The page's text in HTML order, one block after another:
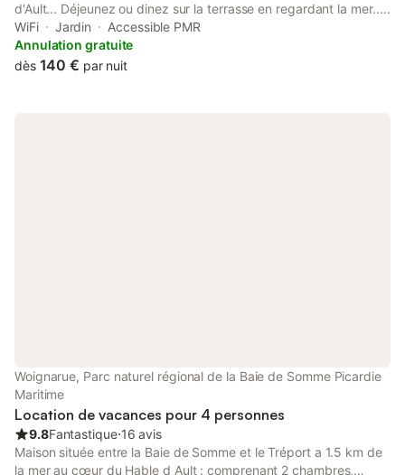
d'Ault... Déjeunez ou dinez sur la terrasse en regardant la mer...
Profitez de la plage ou baladez-vous en vélo sur la Côte
Picarde... Rêvez !
WiFi Jardin
Accessible PMR
Annulation gratuite
dès 140 € par nuit
Woignarue, Parc naturel régional de la Baie de Somme Picardie
Maritime
Location de vacances pour 4 personnes
9.8Fantastique⋅16 avis
Maison située entre la Baie de Somme et le Tréport a 1.5 km de
la mer au cœur du Hable d Ault : comprenant 2 chambres,